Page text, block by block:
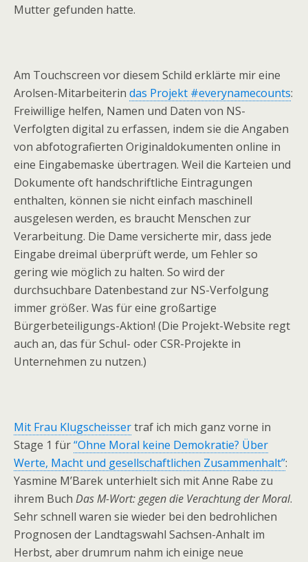
Mutter gefunden hatte.
Am Touchscreen vor diesem Schild erklärte mir eine
Arolsen-Mitarbeiterin das Projekt #everynamecounts:
Freiwillige helfen, Namen und Daten von NS-
Verfolgten digital zu erfassen, indem sie die Angaben
von abfotografierten Originaldokumenten online in
eine Eingabemaske übertragen. Weil die Karteien und
Dokumente oft handschriftliche Eintragungen
enthalten, können sie nicht einfach maschinell
ausgelesen werden, es braucht Menschen zur
Verarbeitung. Die Dame versicherte mir, dass jede
Eingabe dreimal überprüft werde, um Fehler so
gering wie möglich zu halten. So wird der
durchsuchbare Datenbestand zur NS-Verfolgung
immer größer. Was für eine großartige
Bürgerbeteiligungs-Aktion! (Die Projekt-Website regt
auch an, das für Schul- oder CSR-Projekte in
Unternehmen zu nutzen.)
Mit Frau Klugscheissertraf ich mich ganz vorne in
Stage 1 für“Ohne Moral keine Demokratie? Über
Werte, Macht und gesellschaftlichen Zusammenhalt”:
Yasmine M’Barek unterhielt sich mit Anne Rabe zu
ihrem Buch Das M-Wort: gegen die Verachtung der Moral.
Sehr schnell waren sie wieder bei den bedrohlichen
Prognosen der Landtagswahl Sachsen-Anhalt im
Herbst, aber drumrum nahm ich einige neue